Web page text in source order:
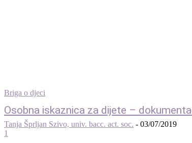
Briga o djeci
Osobna iskaznica za dijete –
Tanja Šprljan Szivo, univ. bacc. act. soc. - 03/07/2019
1